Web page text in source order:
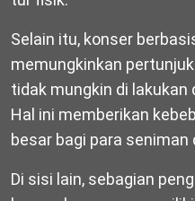
Selain itu, konser
memungkinkan
tidak mungkin di
Hal ini memberikan
besar bagi para seniman
Di sisi lain, sebagian